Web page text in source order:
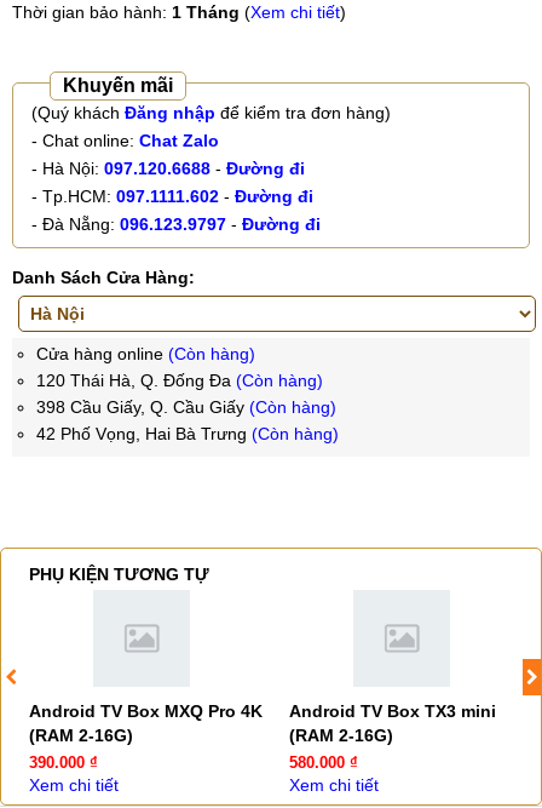
Thời gian bảo hành: 1 Tháng (Xem chi tiết)
Khuyến mãi
(Quý khách Đăng nhập để kiểm tra đơn hàng)
- Chat online: Chat Zalo
- Hà Nội: 097.120.6688 - Đường đi
- Tp.HCM: 097.1111.602 - Đường đi
- Đà Nẵng: 096.123.9797 - Đường đi
Danh Sách Cửa Hàng:
Cửa hàng online (Còn hàng)
120 Thái Hà, Q. Đống Đa (Còn hàng)
398 Cầu Giấy, Q. Cầu Giấy (Còn hàng)
42 Phố Vọng, Hai Bà Trưng (Còn hàng)
PHỤ KIỆN TƯƠNG TỰ
Android TV Box MXQ Pro 4K
(RAM 2-16G)
390.000 ₫
Xem chi tiết
Android TV Box TX3 mini
(RAM 2-16G)
580.000 ₫
Xem chi tiết